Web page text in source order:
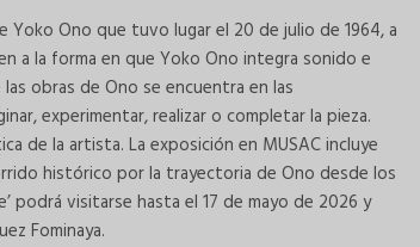
Ono que tuvo lugar el 20 de julio de 1964, a
a la forma en que Yoko Ono integra sonido e
obras de Ono se encuentra en las
experimentar, realizar o completar la pieza.
de la artista. La exposición en MUSAC incluye
histórico por la trayectoria de Ono desde los
podrá visitarse hasta el 17 de mayo de 2026 y
Fominaya.